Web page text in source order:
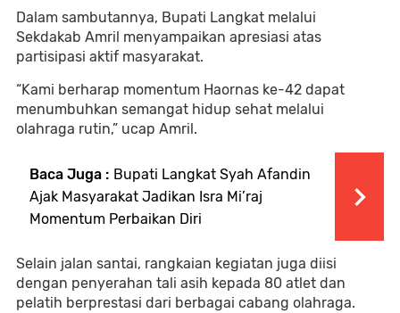
Dalam sambutannya, Bupati Langkat melalui
Sekdakab Amril menyampaikan apresiasi atas
partisipasi aktif masyarakat.
“Kami berharap momentum Haornas ke-42 dapat
menumbuhkan semangat hidup sehat melalui
olahraga rutin,” ucap Amril.
Baca Juga : Bupati Langkat Syah Afandin
Ajak Masyarakat Jadikan Isra Mi’raj
Momentum Perbaikan Diri
Selain jalan santai, rangkaian kegiatan juga diisi
dengan penyerahan tali asih kepada 80 atlet dan
pelatih berprestasi dari berbagai cabang olahraga.